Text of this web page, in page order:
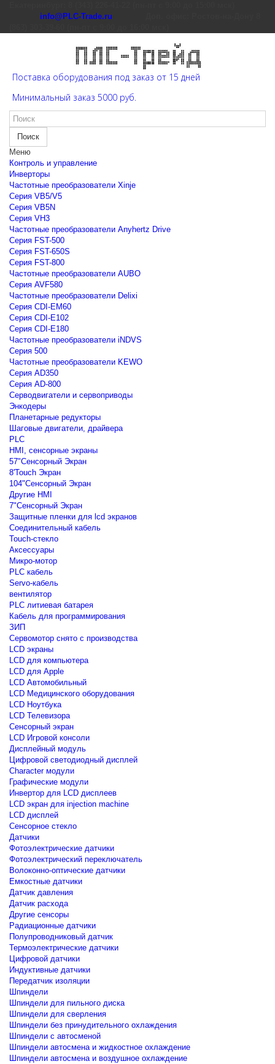
info@PLC-Trade.ru
Поставка оборудования под заказ от 15 дней
Минимальный заказ 5000 руб.
Поиск
Меню
Контроль и управление
Инверторы
Частотные преобразователи Xinje
Cерия VB5/V5
Cерия VB5N
Cерия VH3
Частотные преобразователи Anyhertz Drive
Серия FST-500
Серия FST-650S
Серия FST-800
Частотные преобразователи AUBO
Серия AVF580
Частотные преобразователи Delixi
Серия CDI-EM60
Серия CDI-E102
Серия CDI-E180
Частотные преобразователи iNDVS
Серия 500
Частотные преобразователи KEWO
Серия AD350
Серия AD-800
Серводвигатели и сервоприводы
Энкодеры
Планетарные редукторы
Шаговые двигатели, драйвера
PLC
HMI, сенсорные экраны
57"Сенсорный Экран
8'Touch Экран
104"Сенсорный Экран
Другие HMI
7"Сенсорный Экран
Защитные пленки для lcd экранов
Соединительный кабель
Touch-стекло
Аксессуары
Микро-мотор
PLC кабель
Servo-кабель
вентилятор
PLC литиевая батарея
Кабель для программирования
ЗИП
Сервомотор снято с производства
LCD экраны
LCD для компьютера
LCD для Apple
LCD Автомобильный
LCD Медицинского оборудования
LCD Ноутбука
LCD Телевизора
Сенсорный экран
LCD Игровой консоли
Дисплейный модуль
Цифровой светодиодный дисплей
Сharacter модули
Графические модули
Инвертор для LCD дисплеев
LCD экран для injection machine
LCD дисплей
Сенсорное стекло
Датчики
Фотоэлектрические датчики
Фотоэлектрический переключатель
Волоконно-оптические датчики
Емкостные датчики
Датчик давления
Датчик расхода
Другие сенсоры
Радиационные датчики
Полупроводниковый датчик
Термоэлектрические датчики
Цифровой датчики
Индуктивные датчики
Передатчик изоляции
Шпиндели
Шпиндели для пильного диска
Шпиндели для сверления
Шпиндели без принудительного охлаждения
Шпиндели с автосменой
Шпиндели автосмена и жидкостное охлаждение
Шпиндели автосмена и воздушное охлаждение